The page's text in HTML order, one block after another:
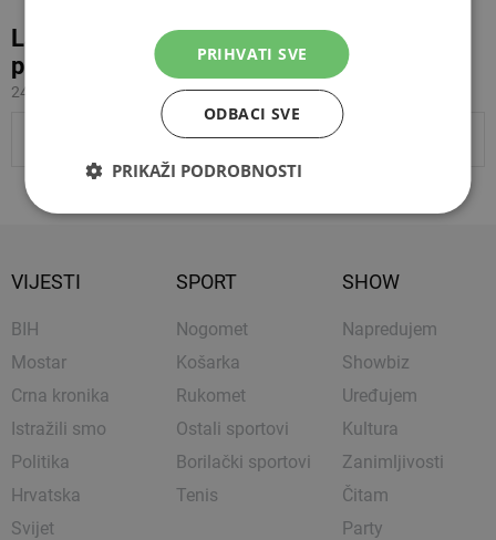
Latin odbio voditi emisiju u živo i zatražio
premještaj u zabavni program
24.02.2010 13:52
PRIKAŽI JOŠ VIJESTI
VIJESTI
BIH
Mostar
Crna kronika
Istražili smo
Politika
Hrvatska
Svijet
SPORT
Nogomet
Košarka
Rukomet
Ostali sportovi
Borilački sportovi
Tenis
SHOW
Napredujem
Showbiz
Uređujem
Kultura
Zanimljivosti
Čitam
Party
PRIHVATI SVE
ODBACI SVE
PRIKAŽI PODROBNOSTI